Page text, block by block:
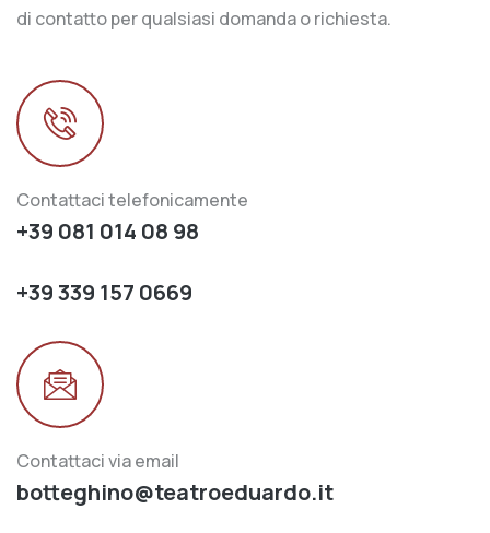
di contatto per qualsiasi domanda o richiesta.
Contattaci telefonicamente
+39 081 014 08 98
+39 339 157 0669
Contattaci via email
botteghino@teatroeduardo.it